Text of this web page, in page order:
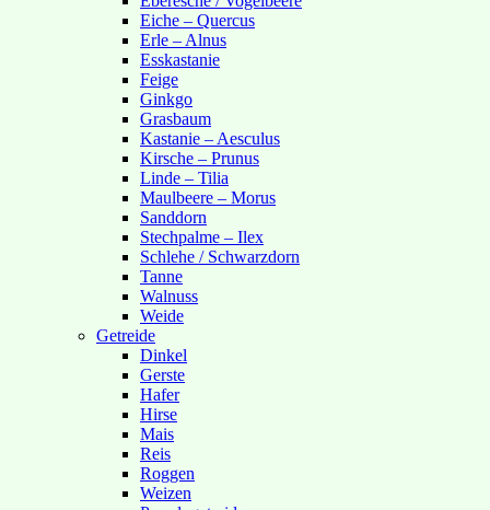
Eiche – Quercus
Erle – Alnus
Esskastanie
Feige
Ginkgo
Grasbaum
Kastanie – Aesculus
Kirsche – Prunus
Linde – Tilia
Maulbeere – Morus
Sanddorn
Stechpalme – Ilex
Schlehe / Schwarzdorn
Tanne
Walnuss
Weide
Getreide
Dinkel
Gerste
Hafer
Hirse
Mais
Reis
Roggen
Weizen